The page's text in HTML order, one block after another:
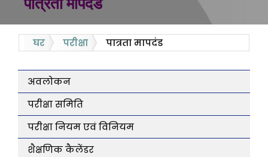
पात्रता मापदंड
घर परीक्षा पात्रता मापदंड
अवलोकन
परीक्षा समिति
परीक्षा नियम एवं विनियम
शैक्षणिक कैलेंडर